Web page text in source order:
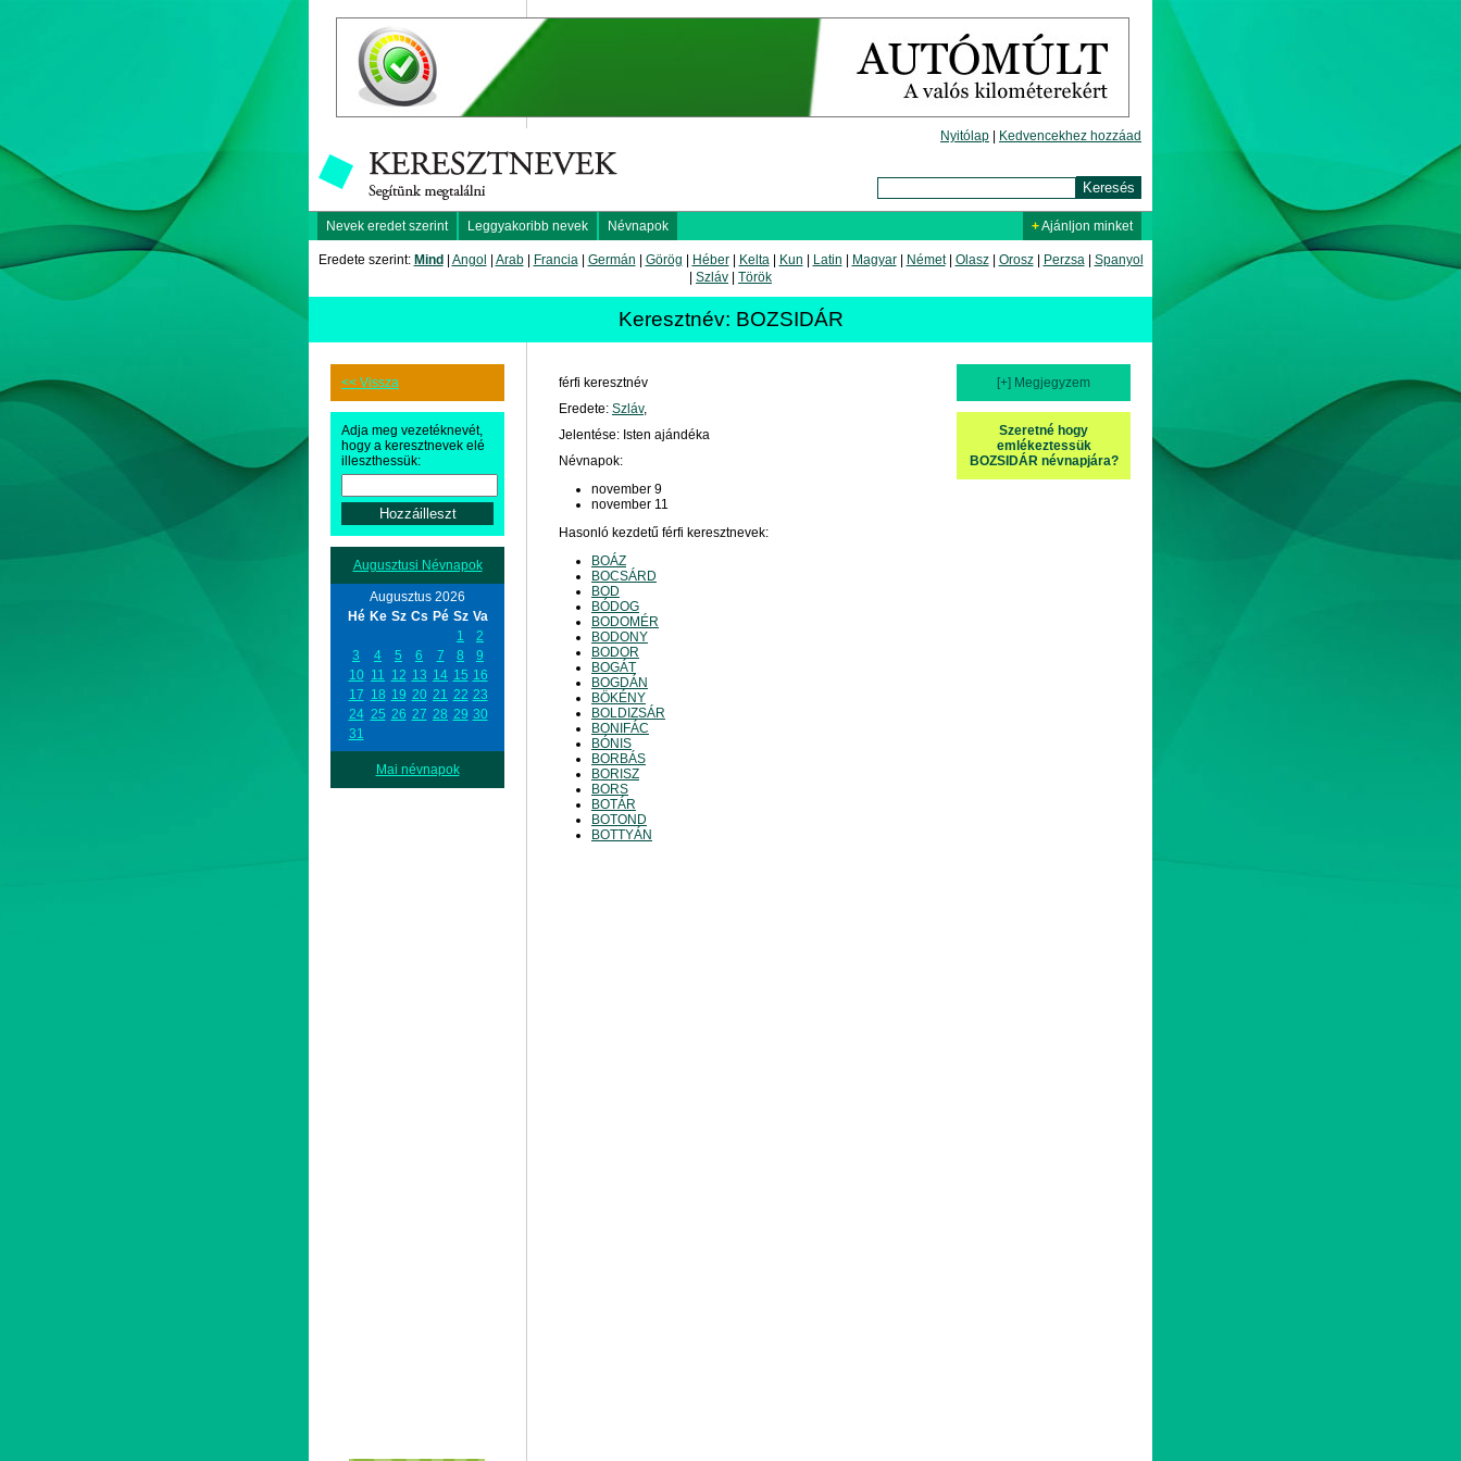
Nyitólap Kedvencekhez hozzáad
Nevek eredet szerint Leggyakoribb nevek Névnapok +Ajánljon minket
Eredete szerint: Mind Angol Arab| Francia| Germán Görög Héber| Kelta| Kun Latin Magyar| Német| Olasz| Orosz| Perzsa| Spanyol
Szláv Török
Keresztnév: BOZSIDÁR
<< Vissza
Adja meg vezetéknevét,
hogy a keresztnevek elé
illeszthessük:
Augusztusi Névnapok
Augusztus 2026
Hé Ke Sz Cs Pé Sz Va
1
2
3
4 5 6 7 8
9
10 11 12 13 14 15 16
17 18 19 20 21 22 23
24 25 26 27 28 29 30
31
Mai névnapok
[+] Megjegyzem
Szeretné hogy
emlékeztessük
BOZSIDÁR névnapjára?
férfi keresztnév
Eredete: Szláv,
Jelentése: Isten ajándéka
Névnapok:
november 9
november 11
Hasonló kezdetű férfi keresztnevek:
BOÁZ
BOCSÁRD
BOD
BÓDOG
BODOMÉR
BODONY
BODOR
BOGÁT
BOGDÁN
BÖKÉNY
BOLDIZSÁR
BONIFÁC
BÓNIS
BORBÁS
BORISZ
BORS
BOTÁR
BOTOND
BOTTYÁN